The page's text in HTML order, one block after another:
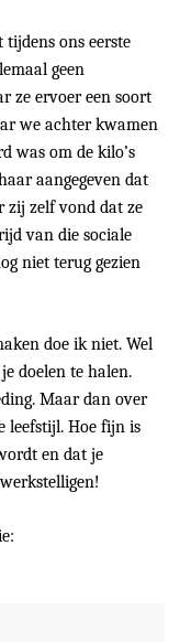
tijdens ons eerste
geen
ze ervoer een soort
we achter kwamen
was om de kilo’s
aangegeven dat
zij zelf vond dat ze
van die sociale
niet terug gezien
doe ik niet. Wel
doelen te halen.
Maar dan over
leefstijl. Hoe fijn is
en dat je